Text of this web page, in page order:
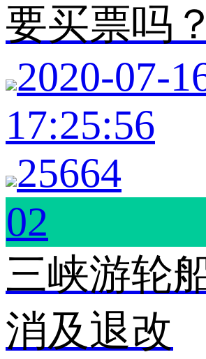
要买票吗？
2020-07-
17:25:56
25664
02
三峡游轮
消及退改